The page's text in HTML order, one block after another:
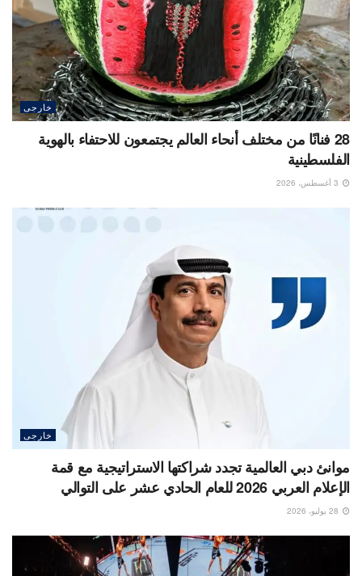
خارجى
28 فنانًا من مختلف أنحاء العالم يجتمعون للاحتفاء بالهوية
الفلسطينية
خارجى
موانئ دبي العالمية تجدد شراكتها الاستراتيجية مع قمة
الإعلام العربي 2026 للعام الحادي عشر على التوالي